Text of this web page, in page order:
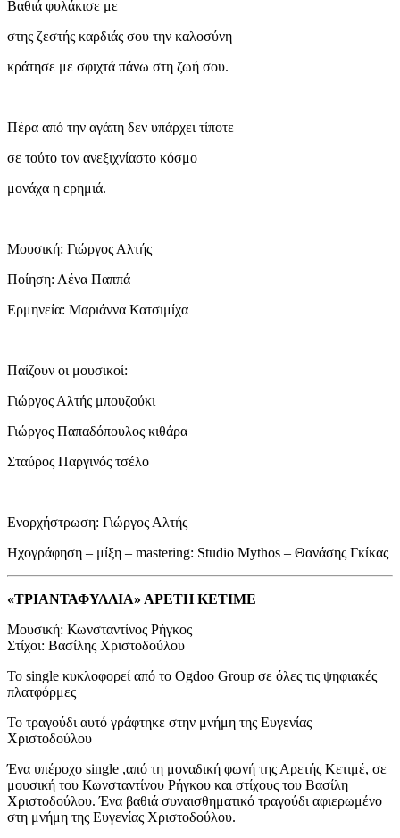
Βαθιά φυλάκισε με
στης ζεστής καρδιάς σου την καλοσύνη
κράτησε με σφιχτά πάνω στη ζωή σου.
Πέρα από την αγάπη δεν υπάρχει τίποτε
σε τούτο τον ανεξιχνίαστο κόσμο
μονάχα η ερημιά.
Μουσική: Γιώργος Αλτής
Ποίηση: Λένα Παππά
Ερμηνεία: Μαριάννα Κατσιμίχα
Παίζουν οι μουσικοί:
Γιώργος Αλτής μπουζούκι
Γιώργος Παπαδόπουλος κιθάρα
Σταύρος Παργινός τσέλο
Ενορχήστρωση: Γιώργος Αλτής
Ηχογράφηση – μίξη – mastering: Studio Μythos – Θανάσης Γκίκας
«ΤΡΙΑΝΤΑΦΥΛΛΙΑ» ΑΡΕΤΗ ΚΕΤΙΜΕ
Μουσική: Κωνσταντίνος Ρήγκος
Στίχοι: Βασίλης Χριστοδούλου
Το single κυκλοφορεί από το Ogdoo Group σε όλες τις ψηφιακές
πλατφόρμες
Το τραγούδι αυτό γράφτηκε στην μνήμη της Ευγενίας
Χριστοδούλου
Ένα υπέροχο single ,από τη μοναδική φωνή της Αρετής Κετιμέ, σε
μουσική του Κωνσταντίνου Ρήγκου και στίχους του Βασίλη
Χριστοδούλου. Ένα βαθιά συναισθηματικό τραγούδι αφιερωμένο
στη μνήμη της Ευγενίας Χριστοδούλου.